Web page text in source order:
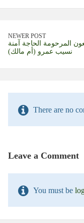
NEWER POST
المرحومة الحاجة آمنة
نسيب عمرو (أم مالك)
There are no
Leave a Comment
You must be